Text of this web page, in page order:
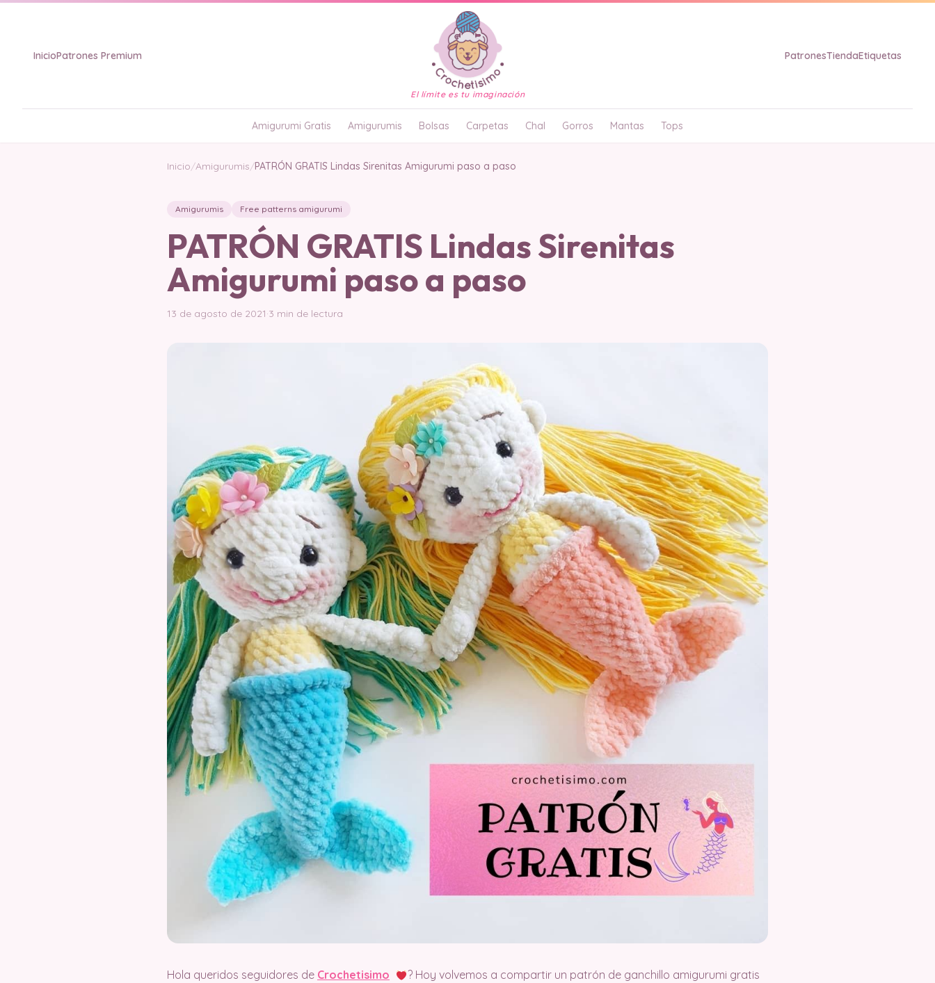
InicioPatrones Premium
El límite es tu imaginación
PatronesTiendaEtiquetas
Amigurumi Gratis Amigurumis Bolsas Carpetas Chal Gorros Mantas Tops
Inicio/Amigurumis/PATRÓN GRATIS Lindas Sirenitas Amigurumi paso a paso
Amigurumis Free patterns amigurumi
PATRÓN GRATIS Lindas Sirenitas
Amigurumi paso a paso
13 de agosto de 2021·3 min de lectura
Hola queridos seguidores de Crochetisimo
? Hoy volvemos a compartir un patrón de ganchillo amigurumi gratis